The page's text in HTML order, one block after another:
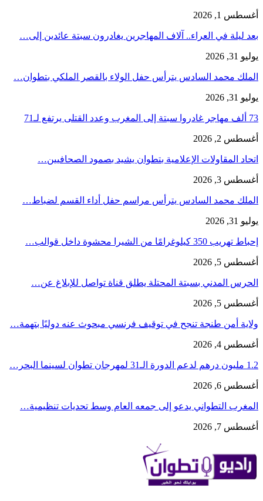
أغسطس 1, 2026
بعد ليلة في العراء.. آلاف المهاجرين يغادرون سبتة عائدين إلى…
يوليو 31, 2026
الملك محمد السادس يترأس حفل الولاء بالقصر الملكي بتطوان…
يوليو 31, 2026
73 ألف مهاجر غادروا سبتة إلى المغرب وعدد القتلى يرتفع لـ71
أغسطس 2, 2026
اتحاد المقاولات الإعلامية بتطوان يشيد بصمود الصحافيين…
أغسطس 3, 2026
الملك محمد السادس يترأس مراسم حفل أداء القسم لضباط…
يوليو 31, 2026
إحباط تهريب 350 كيلوغرامًا من الشيرا محشوة داخل قوالب…
أغسطس 5, 2026
الحرس المدني بسبتة المحتلة يطلق قناة تواصل للإبلاغ عن…
أغسطس 5, 2026
ولاية أمن طنجة تنجح في توقيف فرنسي مبحوث عنه دوليًا بتهمة…
أغسطس 4, 2026
1.2 مليون درهم لدعم الدورة الـ31 لمهرجان تطوان لسينما البحر…
أغسطس 6, 2026
المغرب التطواني يدعو إلى جمعه العام وسط تحديات تنظيمية…
أغسطس 7, 2026